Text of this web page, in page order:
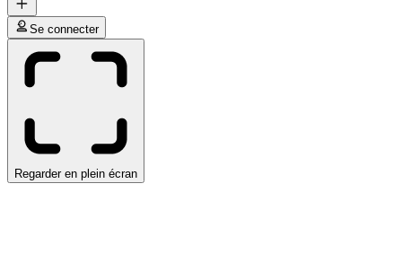
Se connecter
Regarder en plein écran